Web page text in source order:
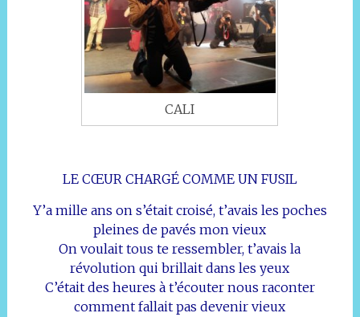
CALI
LE CŒUR CHARGÉ COMME UN FUSIL
Y’a mille ans on s’était croisé, t’avais les poches
pleines de pavés mon vieux
On voulait tous te ressembler, t’avais la
révolution qui brillait dans les yeux
C’était des heures à t’écouter nous raconter
comment fallait pas devenir vieux